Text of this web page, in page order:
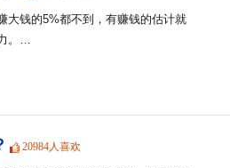
大钱的5%都不到，有赚钱的估计就
。…
20984人喜欢